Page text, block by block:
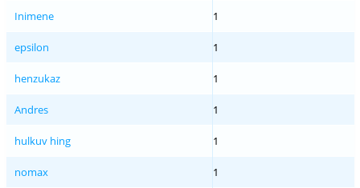
Inimene 1
epsilon 1
henzukaz 1
Andres 1
hulkuv hing 1
nomax 1